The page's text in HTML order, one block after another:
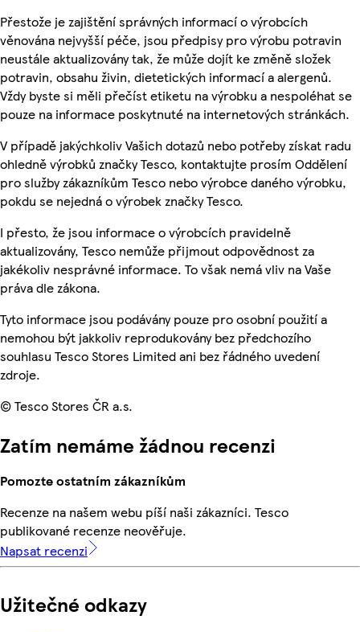
Přestože je zajištění správných informací o výrobcích
věnována nejvyšší péče, jsou předpisy pro výrobu potravin
neustále aktualizovány tak, že může dojít ke změně složek
potravin, obsahu živin, dietetických informací a alergenů.
Vždy byste si měli přečíst etiketu na výrobku a nespoléhat se
pouze na informace poskytnuté na internetových stránkách.
V případě jakýchkoliv Vašich dotazů nebo potřeby získat radu
ohledně výrobků značky Tesco, kontaktujte prosím Oddělení
pro služby zákazníkům Tesco nebo výrobce daného výrobku,
pokdu se nejedná o výrobek značky Tesco.
I přesto, že jsou informace o výrobcích pravidelně
aktualizovány, Tesco nemůže přijmout odpovědnost za
jakékoliv nesprávné informace. To však nemá vliv na Vaše
práva dle zákona.
Tyto informace jsou podávány pouze pro osobní použití a
nemohou být jakkoliv reprodukovány bez předchozího
souhlasu Tesco Stores Limited ani bez řádného uvedení
zdroje.
© Tesco Stores ČR a.s.
Zatím nemáme žádnou recenzi
Pomozte ostatním zákazníkům
Recenze na našem webu píší naši zákazníci. Tesco
publikované recenze neověřuje.
Napsat recenzi
Užitečné odkazy